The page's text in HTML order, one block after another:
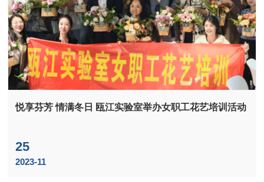
悦享芬芳 情满冬日 瓯江实验室举办女职工花艺培训活动
25
2023-11